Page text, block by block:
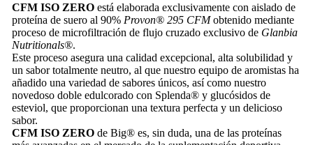
CFM ISO ZEROestá elaborada exclusivamente con aislado de
proteína de suero al 90% Provon® 295 CFMobtenido mediante
proceso de microfiltración de flujo cruzado exclusivo de Glanbia
Nutritionals®.
Este proceso asegura una calidad excepcional, alta solubilidad y
un sabor totalmente neutro, al que nuestro equipo de aromistas ha
añadido una variedad de sabores únicos, así como nuestro
novedoso doble edulcorado con Splenda® y glucósidos de
esteviol, que proporcionan una textura perfecta y un delicioso
sabor.
CFM ISO ZEROde Big® es, sin duda, una de las proteínas